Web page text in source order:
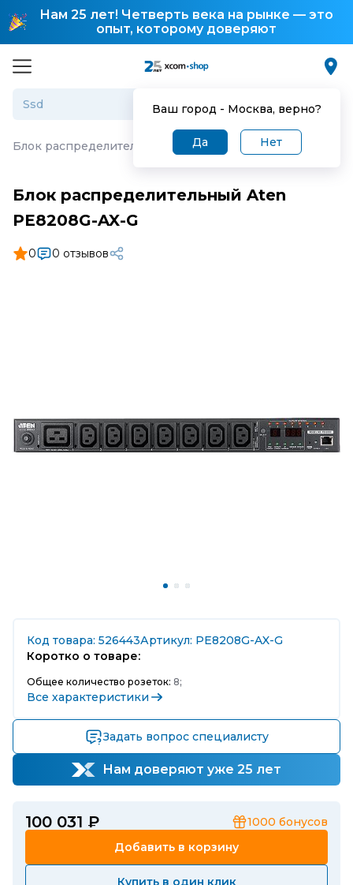
Нам 25 лет! Четверть века на рынке — это
опыт, которому доверяют
Ваш город - Москва, верно?
Да Нет
Блок распределительный Aten PE8208G-AX-G
Блок распределительный Aten
PE8208G-AX-G
0 0 отзывов
Код товара: 526443Артикул: PE8208G-AX-G
Коротко о товаре:
Общее количество розеток: 8;
Все характеристики
Задать вопрос специалисту
Нам доверяют уже 25 лет
100 031 ₽ 1000 бонусов
Добавить в корзину
Купить в один клик